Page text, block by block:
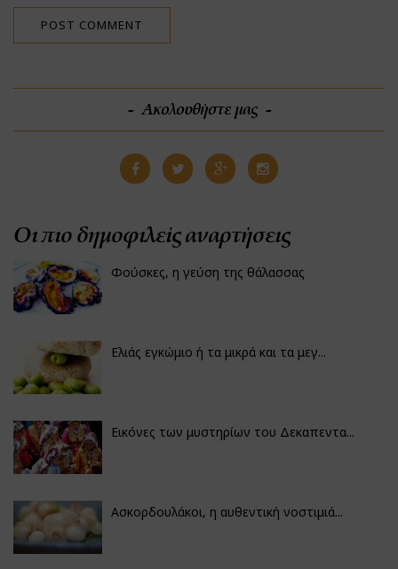
Ακολουθήστε μας
Οι πιο δημοφιλείς αναρτήσεις
Φούσκες, η γεύση της θάλασσας
Ελιάς εγκώμιο ή τα μικρά και τα μεγ...
Εικόνες των μυστηρίων του Δεκαπεντα...
Ασκορδουλάκοι, η αυθεντική νοστιμιά...